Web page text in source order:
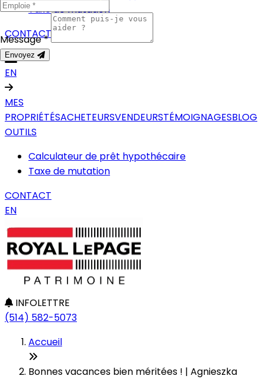
Taxe de mutation
CONTACT
EN
MES
PROPRIÉTÉSACHETEURSVENDEURSTÉMOIGNAGESBLOG
OUTILS
Calculateur de prêt hypothécaire
Taxe de mutation
CONTACT
EN
INFOLETTRE
(514) 582-5073
Accueil
Bonnes vacances bien méritées ! | Agnieszka
Message *
Envoyez